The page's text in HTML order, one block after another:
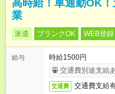
高時給！車通勤OK
業
派遣 ブランクOK WEB登
給与
時給1500円
交通費別途支給
交通費 交通費支給